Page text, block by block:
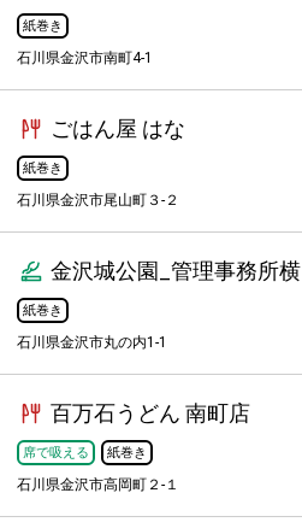
紙巻き
石川県金沢市南町4-1
ごはん屋 はな
紙巻き
石川県金沢市尾山町３-２
金沢城公園_管理事務所横
紙巻き
石川県金沢市丸の内1-1
百万石うどん 南町店
席で吸える 紙巻き
石川県金沢市高岡町２-１